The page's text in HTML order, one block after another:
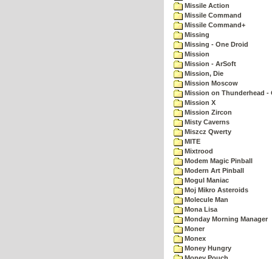
Missile Action
Missile Command
Missile Command+
Missing
Missing - One Droid
Mission
Mission - ArSoft
Mission, Die
Mission Moscow
Mission on Thunderhead -
Mission X
Mission Zircon
Misty Caverns
Miszcz Qwerty
MITE
Mixtrood
Modem Magic Pinball
Modern Art Pinball
Mogul Maniac
Moj Mikro Asteroids
Molecule Man
Mona Lisa
Monday Morning Manager
Moner
Monex
Money Hungry